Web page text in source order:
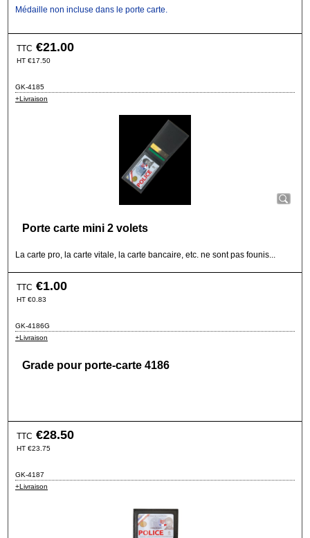
Médaille non incluse dans le porte carte.
TTC €21.00
HT €17.50
GK-4185
+Livraison
Porte carte mini 2 volets
La carte pro, la carte vitale, la carte bancaire, etc. ne sont pas founis...
TTC €1.00
HT €0.83
GK-4186G
+Livraison
Grade pour porte-carte 4186
TTC €28.50
HT €23.75
GK-4187
+Livraison